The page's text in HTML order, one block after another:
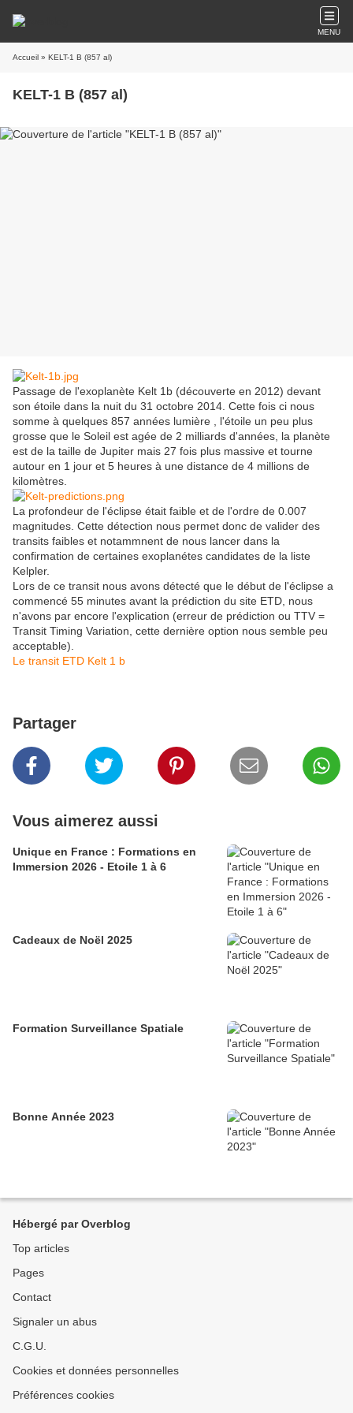
MENU
Accueil » KELT-1 B (857 al)
KELT-1 B (857 al)
Passage de l'exoplanète Kelt 1b (découverte en 2012) devant
son étoile dans la nuit du 31 octobre 2014. Cette fois ci nous
somme à quelques 857 années lumière , l'étoile un peu plus
grosse que le Soleil est agée de 2 milliards d'années, la planète
est de la taille de Jupiter mais 27 fois plus massive et tourne
autour en 1 jour et 5 heures à une distance de 4 millions de
kilomètres.
La profondeur de l'éclipse était faible et de l'ordre de 0.007
magnitudes. Cette détection nous permet donc de valider des
transits faibles et notammnent de nous lancer dans la
confirmation de certaines exoplanétes candidates de la liste
Kelpler.
Lors de ce transit nous avons détecté que le début de l'éclipse a
commencé 55 minutes avant la prédiction du site ETD, nous
n'avons par encore l'explication (erreur de prédiction ou TTV =
Transit Timing Variation, cette dernière option nous semble peu
acceptable).
Le transit ETD Kelt 1 b
Partager
Vous aimerez aussi
Unique en France : Formations en
Immersion 2026 - Etoile 1 à 6
Cadeaux de Noël 2025
Formation Surveillance Spatiale
Bonne Année 2023
Hébergé par Overblog
Top articles
Pages
Contact
Signaler un abus
C.G.U.
Cookies et données personnelles
Préférences cookies